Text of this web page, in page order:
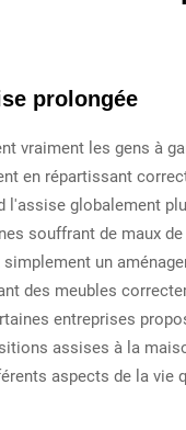
prolongée
vraiment les gens à
en répartissant
l'assise globalement
souffrant de maux
un
des meubles
entreprises
assises à la
aspects de la vie